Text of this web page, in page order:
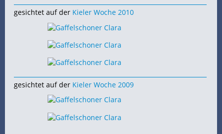
gesichtet auf der Kieler Woche 2010
gesichtet auf der Kieler Woche 2009